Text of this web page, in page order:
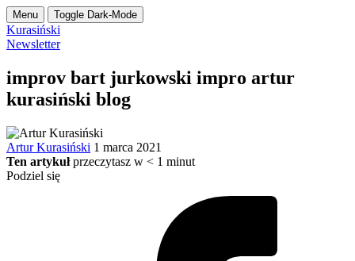
Menu Toggle Dark-Mode
Kurasiński
Newsletter
improv bart jurkowski impro artur
kurasiński blog
Artur Kurasiński 1 marca 2021
Ten artykuł przeczytasz w < 1 minut
Podziel się